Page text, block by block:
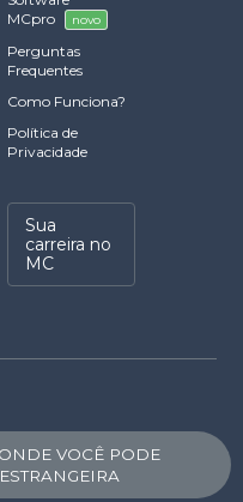
MCpro
novo
Perguntas
Frequentes
Como Funciona?
Política de
Privacidade
Sua
carreira no
MC
VOCÊ PODE